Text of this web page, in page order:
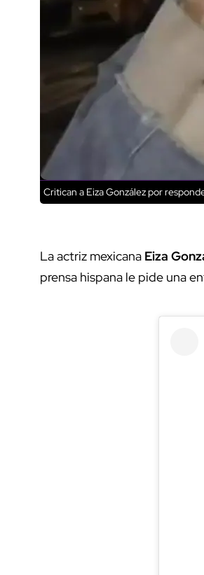
Critican a Eiza González por
La actriz mexicana Eiza
prensa hispana le pide una